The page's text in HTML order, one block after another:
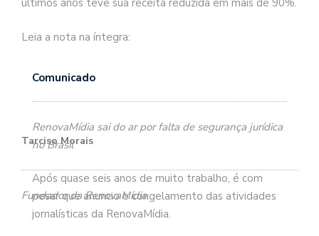
últimos anos teve sua receita reduzida em mais de 90%.
Leia a nota na íntegra:
Comunicado
RenovaMídia sai do ar por falta de segurança jurídica
no Brasil
Após quase seis anos de muito trabalho, é com
pesar que anuncio o congelamento das atividades
jornalísticas da RenovaMídia.
Tarciso Morais
Fundador da RenovaMídia